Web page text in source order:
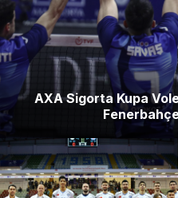
AXA Sigorta Kupa